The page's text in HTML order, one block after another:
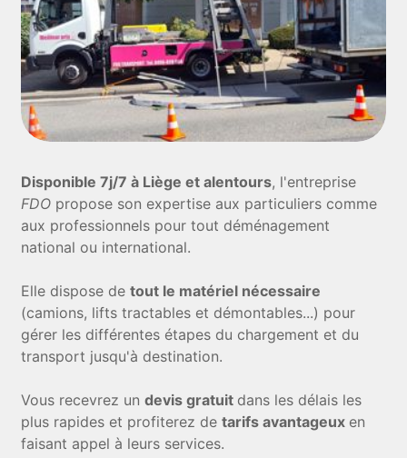
Disponible 7j/7 à Liège et alentours, l'entreprise
FDO propose son expertise aux particuliers comme
aux professionnels pour tout déménagement
national ou international.
Elle dispose detout le matériel nécessaire
(camions, lifts tractables et démontables...) pour
gérer les différentes étapes du chargement et du
transport jusqu'à destination.
Vous recevrez undevis gratuit dans les délais les
plus rapides et profiterez detarifs avantageux en
faisant appel à leurs services.